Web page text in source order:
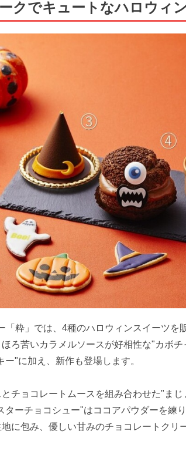
クでキュートなハロウィ
「粋」では、4種のハロウィンスイーツを
ろ苦いカラメルソースが好相性な"カボ
"に加え、新作も登場します。
チョコレートムースを組み合わせた"まじ
ターチョコシュー"はココアパウダーを練
に包み、優しい甘みのチョコレートクリ